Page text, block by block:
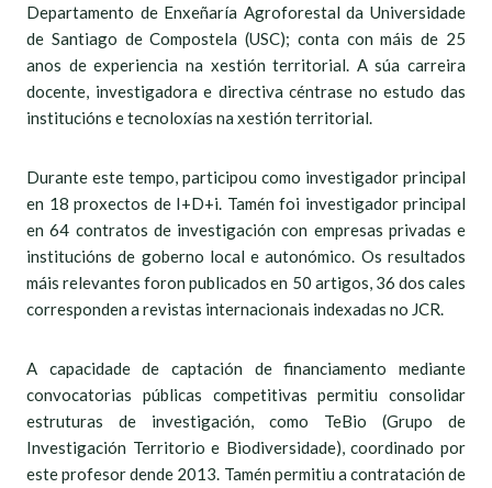
Departamento de Enxeñaría Agroforestal da Universidade
de Santiago de Compostela (USC); conta con máis de 25
anos de experiencia na xestión territorial. A súa carreira
docente, investigadora e directiva céntrase no estudo das
institucións e tecnoloxías na xestión territorial.
Durante este tempo, participou como investigador principal
en 18 proxectos de I+D+i. Tamén foi investigador principal
en 64 contratos de investigación con empresas privadas e
institucións de goberno local e autonómico. Os resultados
máis relevantes foron publicados en 50 artigos, 36 dos cales
corresponden a revistas internacionais indexadas no JCR.
A capacidade de captación de financiamento mediante
convocatorias públicas competitivas permitiu consolidar
estruturas de investigación, como TeBio (Grupo de
Investigación Territorio e Biodiversidade), coordinado por
este profesor dende 2013. Tamén permitiu a contratación de